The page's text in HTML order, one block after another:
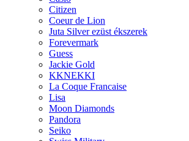
Citizen
Coeur de Lion
Juta Silver ezüst ékszerek
Forevermark
Guess
Jackie Gold
KKNEKKI
La Coque Francaise
Lisa
Moon Diamonds
Pandora
Seiko